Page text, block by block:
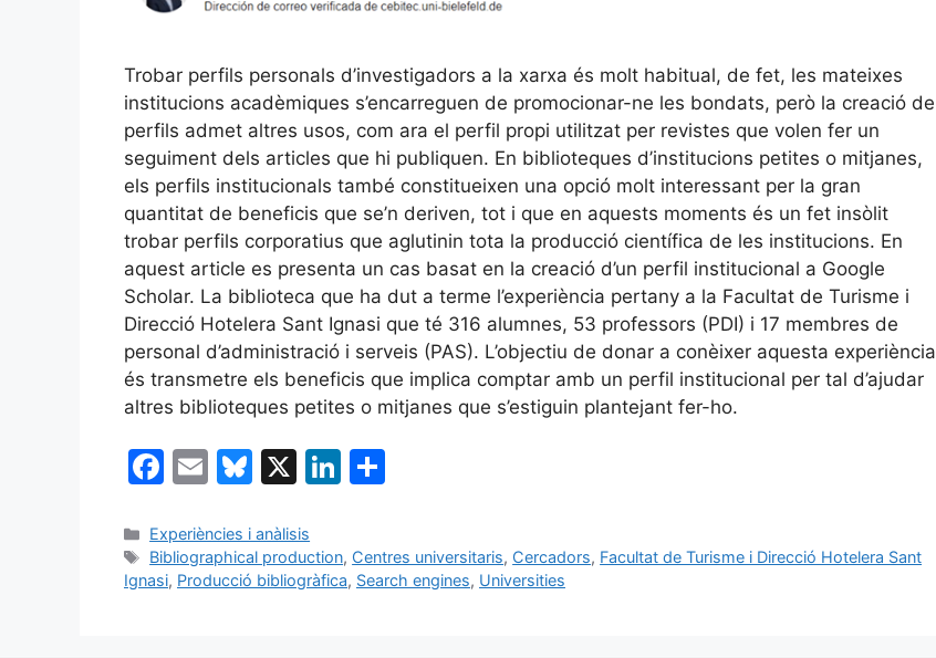
Trobar perfils personals d’investigadors a la xarxa és molt habitual, de fet, les mateixes
institucions acadèmiques s’encarreguen de promocionar-ne les bondats, però la creació de
perfils admet altres usos, com ara el perfil propi utilitzat per revistes que volen fer un
seguiment dels articles que hi publiquen. En biblioteques d’institucions petites o mitjanes,
els perfils institucionals també constitueixen una opció molt interessant per la gran
quantitat de beneficis que se’n deriven, tot i que en aquests moments és un fet insòlit
trobar perfils corporatius que aglutinin tota la producció científica de les institucions. En
aquest article es presenta un cas basat en la creació d’un perfil institucional a Google
Scholar. La biblioteca que ha dut a terme l’experiència pertany a la Facultat de Turisme i
Direcció Hotelera Sant Ignasi que té 316 alumnes, 53 professors (PDI) i 17 membres de
personal d’administració i serveis (PAS). L’objectiu de donar a conèixer aquesta experiència
és transmetre els beneficis que implica comptar amb un perfil institucional per tal d’ajudar
altres biblioteques petites o mitjanes que s’estiguin plantejant fer-ho.
F
c
e
E
ai
l
Bl
e
s
X
Li
e p
Categories
Experiències i anàlisis
Etiquetes
Bibliographical production, Centres universitaris, Cercadors, Facultat de Turisme i Direcció Hotelera Sant
Ignasi, Producció bibliogràfica, Search engines, Universities